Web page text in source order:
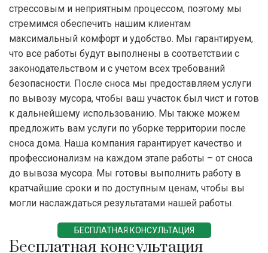
стрессовым и неприятным процессом, поэтому мы
стремимся обеспечить нашим клиентам
максимальный комфорт и удобство. Мы гарантируем,
что все работы будут выполнены в соответствии с
законодательством и с учетом всех требований
безопасности. После сноса мы предоставляем услуги
по вывозу мусора, чтобы ваш участок был чист и готов
к дальнейшему использованию. Мы также можем
предложить вам услуги по уборке территории после
сноса дома. Наша компания гарантирует качество и
профессионализм на каждом этапе работы – от сноса
до вывоза мусора. Мы готовы выполнить работу в
кратчайшие сроки и по доступным ценам, чтобы вы
могли наслаждаться результатами нашей работы.
БЕСПЛАТНАЯ КОНСУЛЬТАЦИЯ
Бесплатная консультация